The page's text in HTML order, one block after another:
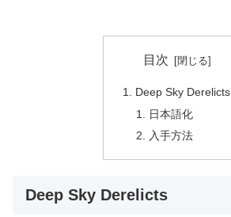
目次
Deep Sky Derelicts
日本語化
入手方法
Deep Sky Derelicts